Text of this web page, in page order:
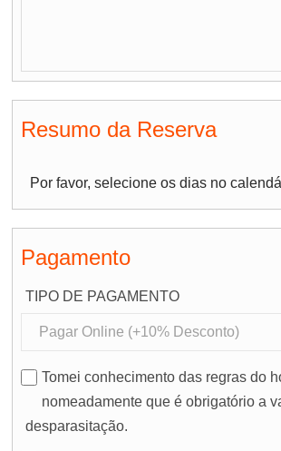
Resumo da Reserva
Por favor, selecione os dias no
Pagamento
TIPO DE PAGAMENTO
Tomei conhecimento das regras do
nomeadamente que é obrigatório a
desparasitação.